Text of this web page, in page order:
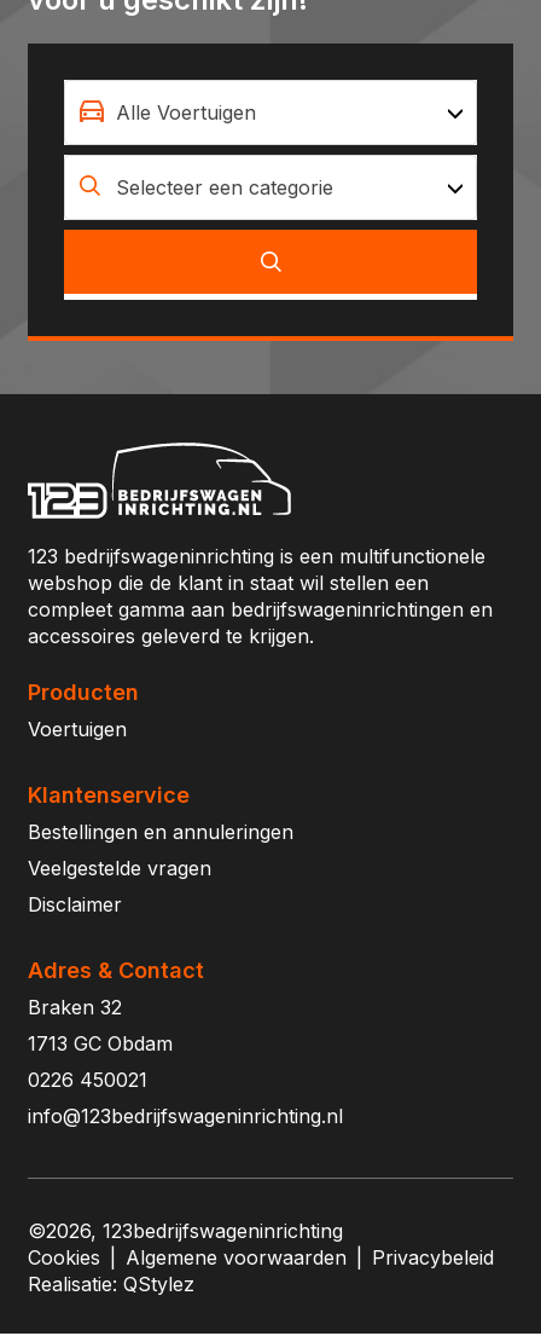
Alle Voertuigen
Selecteer een categorie
123 bedrijfswageninrichting is een multifunctionele
webshop die de klant in staat wil stellen een
compleet gamma aan bedrijfswageninrichtingen en
accessoires geleverd te krijgen.
Producten
Voertuigen
Klantenservice
Bestellingen en annuleringen
Veelgestelde vragen
Disclaimer
Adres & Contact
Braken 32
1713 GC Obdam
0226 450021
info@123bedrijfswageninrichting.nl
©2026, 123bedrijfswageninrichting
Cookies
Algemene voorwaarden
Privacybeleid
Realisatie: QStylez